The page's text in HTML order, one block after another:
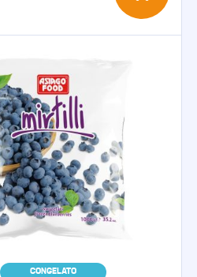
CONGELATO
alla lista desideri